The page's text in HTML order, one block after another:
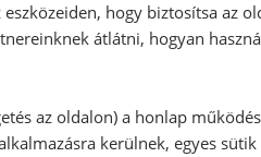
hogy biztosítsa az
átlátni, hogyan
az oldalon) a honlap
kerülnek, egyes